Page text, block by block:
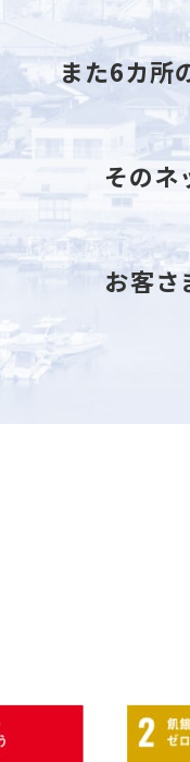
また6カ所
そのネ
お客さ